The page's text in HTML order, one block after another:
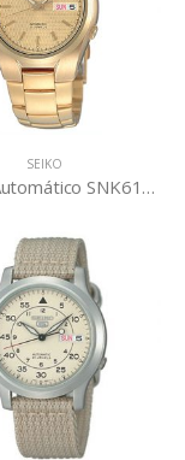
SEIKO
Seiko 5 Automático SNK610K1